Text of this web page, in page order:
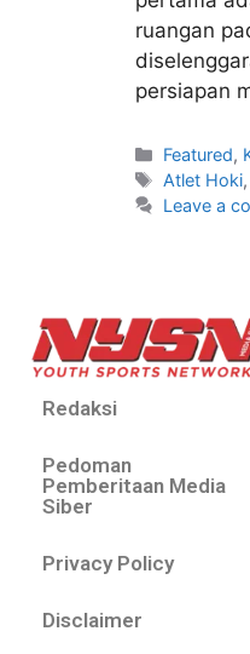
ruangan
persiapan
Featured,
Atlet Hoki,
Leave a
Redaksi
Pedoman
Pemberitaan Media
Siber
Privacy Policy
Disclaimer